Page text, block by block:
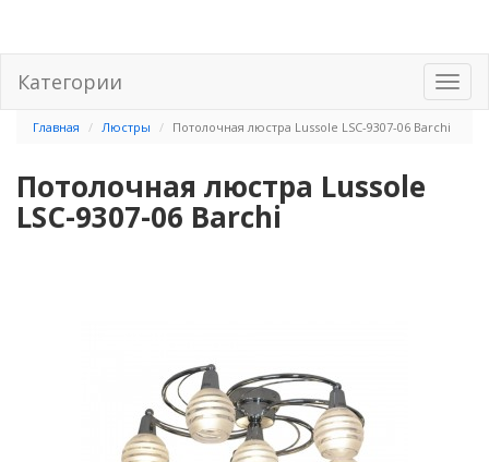
Категории
Главная Люстры Потолочная люстра Lussole LSC-9307-06 Barchi
Потолочная люстра Lussole
LSC-9307-06 Barchi